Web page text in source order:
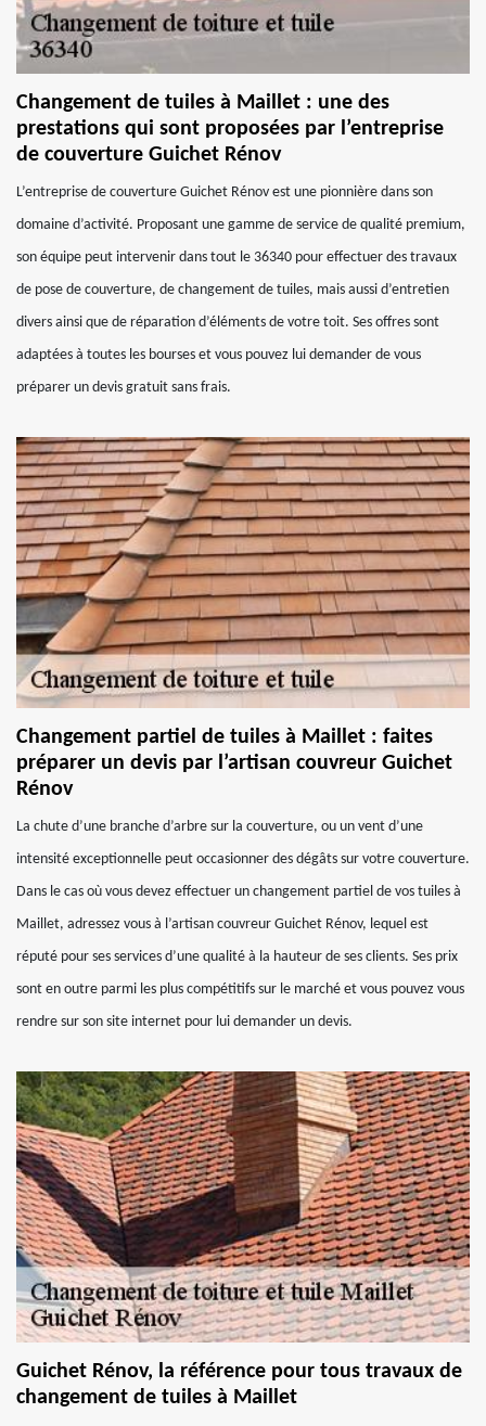
Changement de tuiles à Maillet : une des
prestations qui sont proposées par l’entreprise
de couverture Guichet Rénov
L’entreprise de couverture Guichet Rénov est une pionnière dans son
domaine d’activité. Proposant une gamme de service de qualité premium,
son équipe peut intervenir dans tout le 36340 pour effectuer des travaux
de pose de couverture, de changement de tuiles, mais aussi d’entretien
divers ainsi que de réparation d’éléments de votre toit. Ses offres sont
adaptées à toutes les bourses et vous pouvez lui demander de vous
préparer un devis gratuit sans frais.
Changement partiel de tuiles à Maillet : faites
préparer un devis par l’artisan couvreur Guichet
Rénov
La chute d’une branche d’arbre sur la couverture, ou un vent d’une
intensité exceptionnelle peut occasionner des dégâts sur votre couverture.
Dans le cas où vous devez effectuer un changement partiel de vos tuiles à
Maillet, adressez vous à l’artisan couvreur Guichet Rénov, lequel est
réputé pour ses services d’une qualité à la hauteur de ses clients. Ses prix
sont en outre parmi les plus compétitifs sur le marché et vous pouvez vous
rendre sur son site internet pour lui demander un devis.
Guichet Rénov, la référence pour tous travaux de
changement de tuiles à Maillet